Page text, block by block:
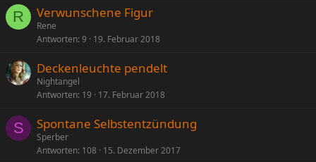
R Verwunschene Figur
Rene
Antworten 9 19. Februar 2018
Deckenleuchte pendelt
Nightangel
Antworten 19 17. Februar 2018
S Spontane Selbstentzündung
Sperber
Antworten 108 15. Dezember 2017